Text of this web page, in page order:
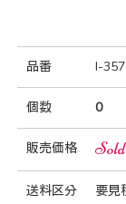
品番 I-357
個数 0
販売価格
送料区分 要見